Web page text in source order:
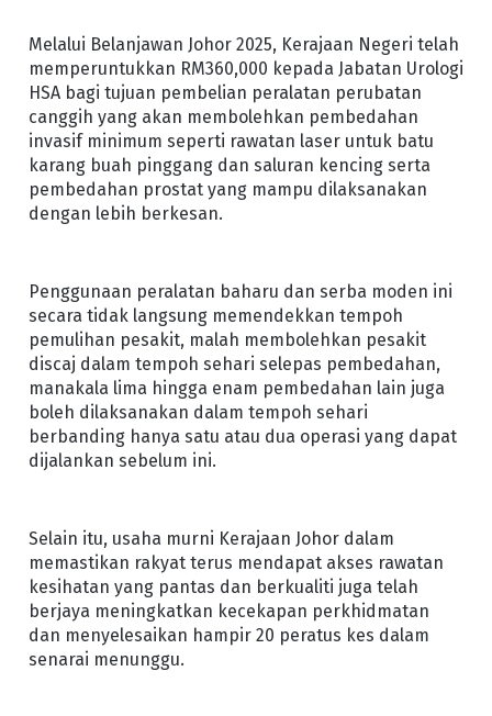
Melalui Belanjawan Johor 2025, Kerajaan Negeri telah
memperuntukkan RM360,000 kepada Jabatan Urologi
HSA bagi tujuan pembelian peralatan perubatan
canggih yang akan membolehkan pembedahan
invasif minimum seperti rawatan laser untuk batu
karang buah pinggang dan saluran kencing serta
pembedahan prostat yang mampu dilaksanakan
dengan lebih berkesan.
Penggunaan peralatan baharu dan serba moden ini
secara tidak langsung memendekkan tempoh
pemulihan pesakit, malah membolehkan pesakit
discaj dalam tempoh sehari selepas pembedahan,
manakala lima hingga enam pembedahan lain juga
boleh dilaksanakan dalam tempoh sehari
berbanding hanya satu atau dua operasi yang dapat
dijalankan sebelum ini.
Selain itu, usaha murni Kerajaan Johor dalam
memastikan rakyat terus mendapat akses rawatan
kesihatan yang pantas dan berkualiti juga telah
berjaya meningkatkan kecekapan perkhidmatan
dan menyelesaikan hampir 20 peratus kes dalam
senarai menunggu.